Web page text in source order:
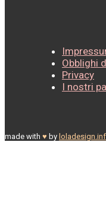
Obblighi
Privacy
I nostri
made with ♥ by